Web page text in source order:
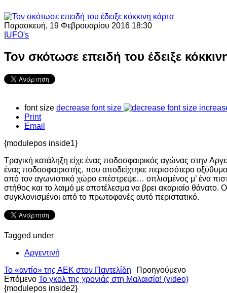
Παρασκευή, 19 Φεβρουαρίου 2016 18:30
UFO's
Τον σκότωσε επειδή του έδειξε
font size decrease font size
Print
Email
{modulepos inside1}
Τραγική κατάληξη είχε ένας ποδοσφαιρικός αγώνας στην
ένας ποδοσφαιριστής, που αποδείχτηκε περισσότερο
από τον αγωνιστικό χώρο επέστρεψε… οπλισμένος μ’ ένα
στήθος και το λαιμό με αποτέλεσμα να βρει ακαριαίο θάνατο.
συγκλονισμένοι από το πρωτοφανές αυτό περιστατικό.
Tagged under
Αργεντινή
Προηγούμενο
Το «αντίο» της ΑΕΚ στον Παντελίδη
Επόμενο Το γκολ της χρονιάς στη Μαλαισία! (video)
{modulepos inside2}